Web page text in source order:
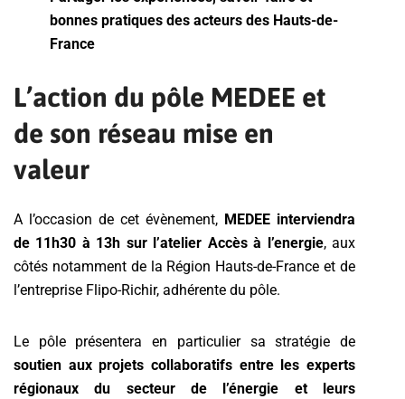
bonnes pratiques des acteurs des Hauts-de-
France
L’action du pôle MEDEE et
de son réseau mise en
valeur
A l’occasion de cet évènement, MEDEE interviendra
de 11h30 à 13h sur l’atelier Accès à l’energie, aux
côtés notamment de la Région Hauts-de-France et de
l’entreprise Flipo-Richir, adhérente du pôle.
Le pôle présentera en particulier sa stratégie de
soutien aux projets collaboratifs entre les experts
régionaux du secteur de l’énergie et leurs